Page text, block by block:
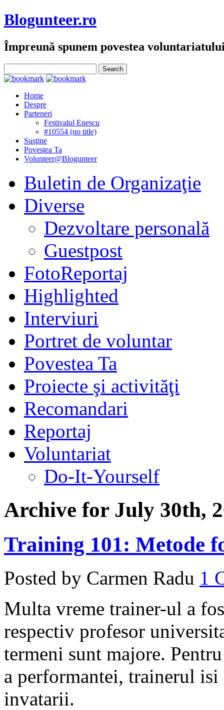
Blogunteer.ro
Împreună spunem povestea
Home
Despre
Parteneri
Festivalul Enescu
#10554 (no title)
Susţine
Povestea Ta
Volunteer@Blogunteer
Buletin de Organizaţie
Diverse
Dezvoltare personală
Guestpost
FotoReportaj
Highlighted
Interviuri
Portret de voluntar
Povestea Ta
Proiecte şi activităţi
Recomandari
Reportaj
Voluntariat
Do-It-Yourself
Archive for July 30th,
Training 101: Metode
Posted by Carmen Radu 1
Multa vreme trainer-ul a
respectiv profesor
termeni sunt majore.
a performantei, trainerul
invatarii.